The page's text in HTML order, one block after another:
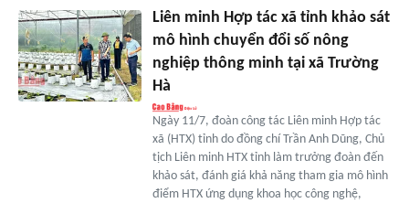
Liên minh Hợp tác xã tỉnh khảo sát
mô hình chuyển đổi số nông
nghiệp thông minh tại xã Trường
Hà
Ngày 11/7, đoàn công tác Liên minh Hợp tác
xã (HTX) tỉnh do đồng chí Trần Anh Dũng, Chủ
tịch Liên minh HTX tỉnh làm trưởng đoàn đến
khảo sát, đánh giá khả năng tham gia mô hình
điểm HTX ứng dụng khoa học công nghệ,